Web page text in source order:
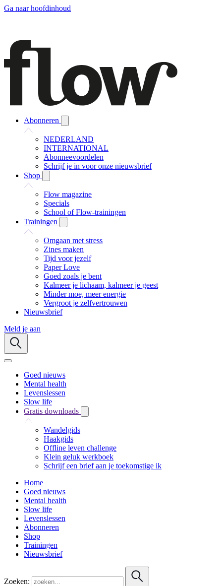
Ga naar hoofdinhoud
Abonneren
NEDERLAND
INTERNATIONAL
Abonneevoordelen
Schrijf je in voor onze nieuwsbrief
Shop
Flow magazine
Specials
School of Flow-trainingen
Trainingen
Omgaan met stress
Zines maken
Tijd voor jezelf
Paper Love
Goed zoals je bent
Kalmeer je lichaam, kalmeer je geest
Minder moe, meer energie
Vergroot je zelfvertrouwen
Nieuwsbrief
Meld je aan
Goed nieuws
Mental health
Levenslessen
Slow life
Gratis downloads
Wandelgids
Haakgids
Offline leven challenge
Klein geluk werkboek
Schrijf een brief aan je toekomstige ik
Home
Goed nieuws
Mental health
Slow life
Levenslessen
Abonneren
Shop
Trainingen
Nieuwsbrief
Zoeken: